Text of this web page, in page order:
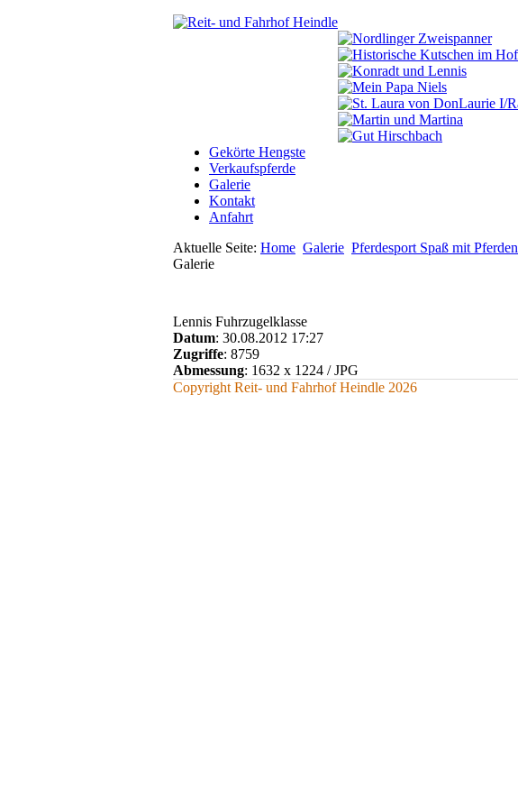
Gekörte Hengste
Verkaufspferde
Galerie
Kontakt
Anfahrt
Aktuelle Seite: Home Galerie Pferdesport Spaß mit Pferden
Galerie
Lennis Fuhrzugelklasse
Datum: 30.08.2012 17:27
Zugriffe: 8759
Abmessung: 1632 x 1224 / JPG
Copyright Reit- und Fahrhof Heindle 2026